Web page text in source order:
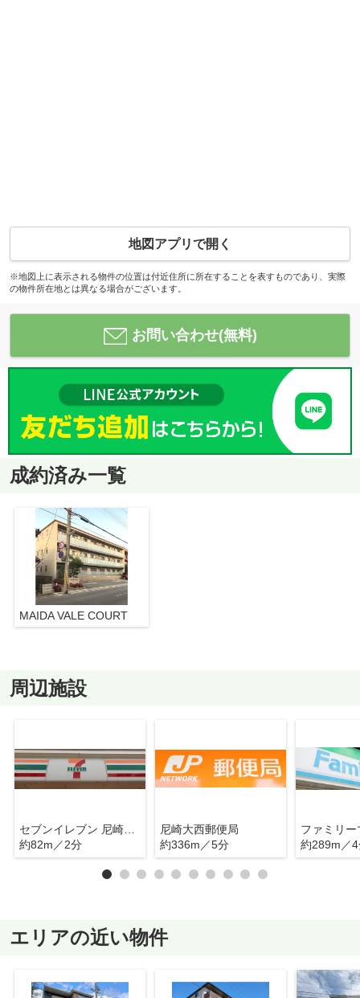
地図アプリで開く
※地図上に表示される物件の位置は付近住所に所在することを表すものであり、実際
の物件所在地とは異なる場合がございます。
お問い合わせ(無料)
成約済み一覧
MAIDA VALE COURT
周辺施設
セブンイレブン 尼崎立花町2丁目店
約82m／2分
尼崎大西郵便局
約336m／5分
約289m／
エリアの近い物件